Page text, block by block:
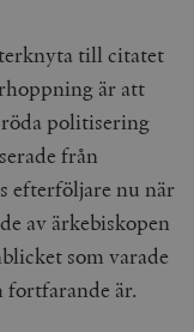
till citatet
är att
politisering
från
efterföljare nu när
av ärkebiskopen
som varade
fortfarande är.